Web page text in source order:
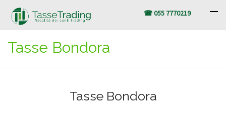
☎ 055 7770219
Tasse Bondora
Tasse Bondora